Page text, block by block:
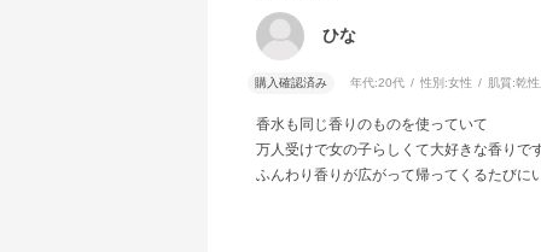
ひな
購入確認済み 年代:20代 性別:女性 肌質:乾
香水も同じ香りのものを使っていて
万人受けで女の子らしくて大好きな香りで
ふんわり香りが広がって帰ってくるたびに